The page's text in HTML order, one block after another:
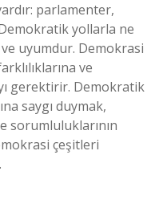
parlamenter,
yollarla ne
uyumdur. Demokrasi
ve
gerektirir. Demokratik
saygı duymak,
sorumluluklarının
çeşitleri